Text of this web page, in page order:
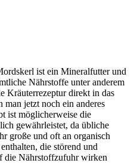
ist ein Mineralfutter und
Nährstoffe unter anderem
Kräuterrezeptur direkt in das
man jetzt noch ein anderes
ist möglicherweise die
gewährleistet, da übliche
große und oft an organisch
die störend und
die Nährstoffzufuhr wirken